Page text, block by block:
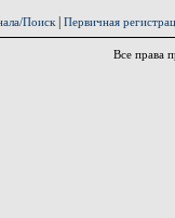
Поиск| Первичная
Все права